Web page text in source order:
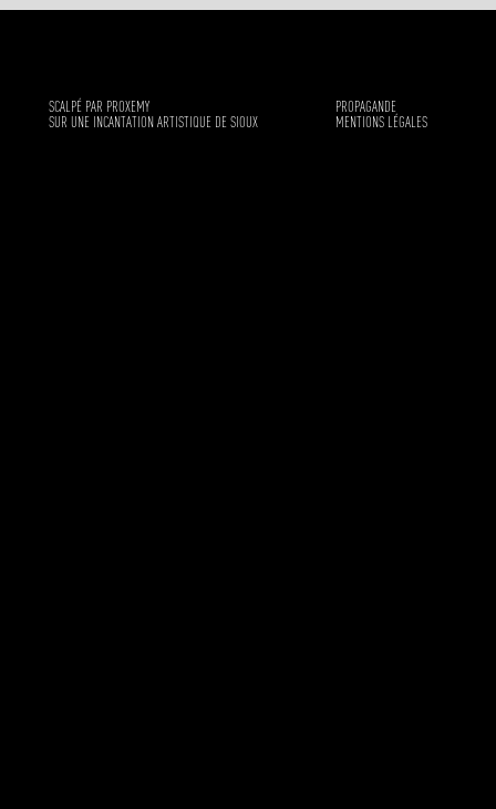
SCALPÉ PAR PROXEMY
SUR UNE INCANTATION ARTISTIQUE DE SIOUX
PROPAGANDE
MENTIONS LÉGALES